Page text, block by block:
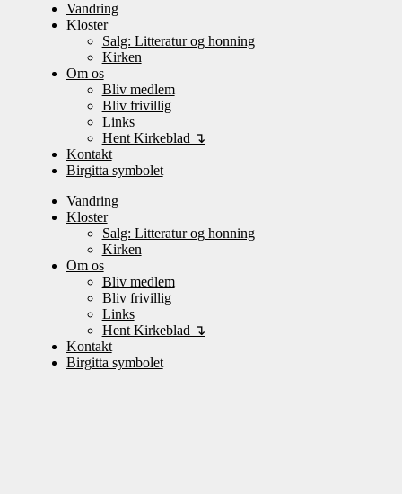
Vandring
Kloster
Salg: Litteratur og honning
Kirken
Om os
Bliv medlem
Bliv frivillig
Links
Hent Kirkeblad ↴
Kontakt
Birgitta symbolet
Vandring
Kloster
Salg: Litteratur og honning
Kirken
Om os
Bliv medlem
Bliv frivillig
Links
Hent Kirkeblad ↴
Kontakt
Birgitta symbolet